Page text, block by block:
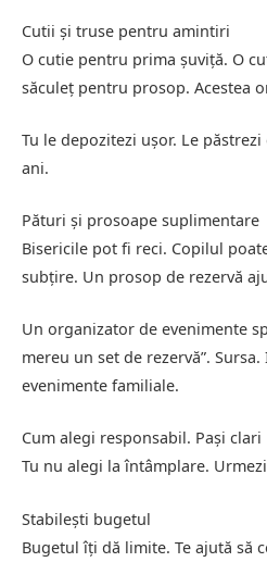
Cutii și truse pentru amintiri
O cutie pentru prima șuviță. O
săculeț pentru prosop. Acestea
Tu le depozitezi ușor. Le
ani.
Pături și prosoape suplimentare
Bisericile pot fi reci. Copilul
subțire. Un prosop de rezervă
Un organizator de evenimente
mereu un set de rezervă”.
evenimente familiale.
Cum alegi responsabil. Pași clari
Tu nu alegi la întâmplare.
Stabilești bugetul
Bugetul îți dă limite. Te ajută să